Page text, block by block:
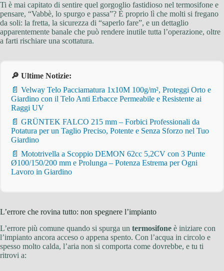
Ti è mai capitato di sentire quel gorgoglio fastidioso nel termosifone e
pensare, “Vabbè, lo spurgo e passa”? È proprio lì che molti si fregano
da soli: la fretta, la sicurezza di “saperlo fare”, e un dettaglio
apparentemente banale che può rendere inutile tutta l’operazione, oltre
a farti rischiare una scottatura.
🔎 Ultime Notizie:
📄 Velway Telo Pacciamatura 1x10M 100g/m², Proteggi Orto e
Giardino con il Telo Anti Erbacce Permeabile e Resistente ai
Raggi UV
📄 GRÜNTEK FALCO 215 mm – Forbici Professionali da
Potatura per un Taglio Preciso, Potente e Senza Sforzo nel Tuo
Giardino
📄 Mototrivella a Scoppio DEMON 62cc 5,2CV con 3 Punte
Ø100/150/200 mm e Prolunga – Potenza Estrema per Ogni
Lavoro in Giardino
L’errore che rovina tutto: non spegnere l’impianto
L’errore più comune quando si spurga un termosifone è iniziare con
l’impianto ancora acceso o appena spento. Con l’acqua in circolo e
spesso molto calda, l’aria non si comporta come dovrebbe, e tu ti
ritrovi a: